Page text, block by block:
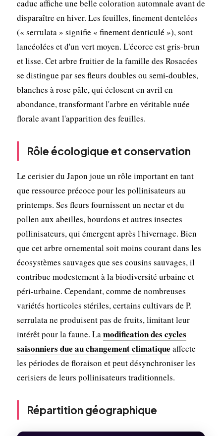
caduc affiche une belle coloration automnale avant de
disparaître en hiver. Les feuilles, finement dentelées
(« serrulata » signifie « finement denticulé »), sont
lancéolées et d'un vert moyen. L'écorce est gris-brun
et lisse. Cet arbre fruitier de la famille des Rosacées
se distingue par ses fleurs doubles ou semi-doubles,
blanches à rose pâle, qui éclosent en avril en
abondance, transformant l'arbre en véritable nuée
florale avant l'apparition des feuilles.
Rôle écologique et conservation
Le cerisier du Japon joue un rôle important en tant
que ressource précoce pour les pollinisateurs au
printemps. Ses fleurs fournissent un nectar et du
pollen aux abeilles, bourdons et autres insectes
pollinisateurs, qui émergent après l'hivernage. Bien
que cet arbre ornemental soit moins courant dans les
écosystèmes sauvages que ses cousins sauvages, il
contribue modestement à la biodiversité urbaine et
péri-urbaine. Cependant, comme de nombreuses
variétés horticoles stériles, certains cultivars de P.
serrulata ne produisent pas de fruits, limitant leur
intérêt pour la faune. Lamodification des cycles
saisonniers due au changement climatique affecte
les périodes de floraison et peut désynchroniser les
cerisiers de leurs pollinisateurs traditionnels.
Répartition géographique